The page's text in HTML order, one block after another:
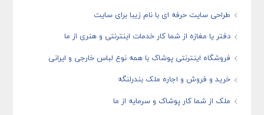
طراحی سایت حرفه ای با نام زیبا برای سایت
دفتر یا مغازه از شما کار خدمات اینترنتی و هنری از ما
فروشگاه اینترنتی پوشاک با همه نوع لباس خارجی و ایرانی
خرید و فروش و اجاره ملک بندرلنگه
ملک از شما کار پوشاک و سرمایه از ما